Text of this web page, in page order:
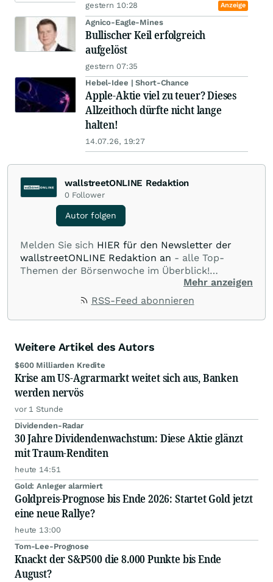
gestern 10:28 Anzeige
Agnico-Eagle-Mines
Bullischer Keil erfolgreich
aufgelöst
gestern 07:35
Hebel-Idee | Short-Chance
Apple-Aktie viel zu teuer? Dieses
Allzeithoch dürfte nicht lange
halten!
14.07.26, 19:27
wallstreetONLINE Redaktion
0 Follower
Autor folgen
Melden Sie sich HIER für den Newsletter der
wallstreetONLINE Redaktion an - alle Top-
Themen der Börsenwoche im Überblick!
Verpassen Sie kein wichtiges Anleger-Thema!Für
Beiträge auf diesem journalistischen Channel ist
die Chefredaktion der wallstreetONLINE
Redaktion verantwortlich. Die Fachjournalisten
mit ihren Kolleginnen und Kollegen aus den
Partnerredaktionen exklusiv, fundiert,
ausgewogen sowie unabhängig für den Anleger.
Die Zentralredaktion recherchiert intensiv, um
Anlegern der Kategorie Selbstentscheider
relevante Informationen für ihre
Anlageentscheidungen liefern zu können.
Podcast "Börse, Baby!"
Mehr anzeigen
RSS-Feed abonnieren
Weitere Artikel des Autors
$600 Milliarden Kredite
Krise am US-Agrarmarkt weitet sich aus, Banken
werden nervös
vor 1 Stunde
Dividenden-Radar
30 Jahre Dividendenwachstum: Diese Aktie glänzt
mit Traum-Renditen
heute 14:51
Gold: Anleger alarmiert
Goldpreis-Prognose bis Ende 2026: Startet Gold jetzt
eine neue Rallye?
heute 13:00
Tom-Lee-Prognose
Knackt der S&P500 die 8.000 Punkte bis Ende
August?